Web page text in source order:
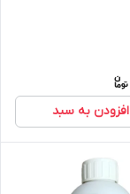
افزودن به سبد